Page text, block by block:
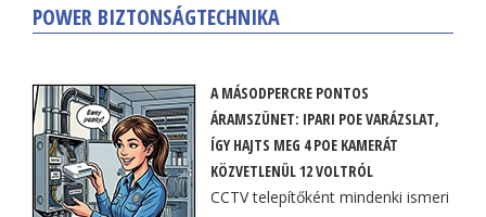
POWER BIZTONSÁGTECHNIKA
A MÁSODPERCRE PONTOS
ÁRAMSZÜNET: IPARI POE VARÁZSLAT,
ÍGY HAJTS MEG 4 POE KAMERÁT
KÖZVETLENÜL 12 VOLTRÓL
CCTV telepítőként mindenki ismeri